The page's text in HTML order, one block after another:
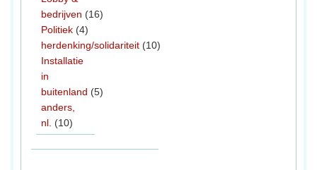
bedrijven (16)
Politiek (4)
herdenking/solidariteit (10)
Installatie
in
buitenland (5)
anders,
nl. (10)